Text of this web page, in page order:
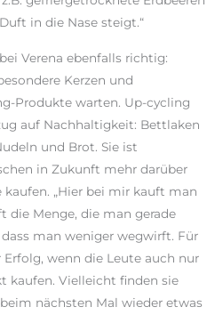
in die Nase steigt.“
Verena ebenfalls richtig:
Kerzen und
Produkte warten. Up-cycling
auf Nachhaltigkeit: Bettlaken
und Brot. Sie ist
in Zukunft mehr darüber
„Hier bei mir kauft man
die Menge, die man gerade
man weniger wegwirft. Für
wenn die Leute auch nur
kaufen. Vielleicht finden sie
nächsten Mal wieder etwas